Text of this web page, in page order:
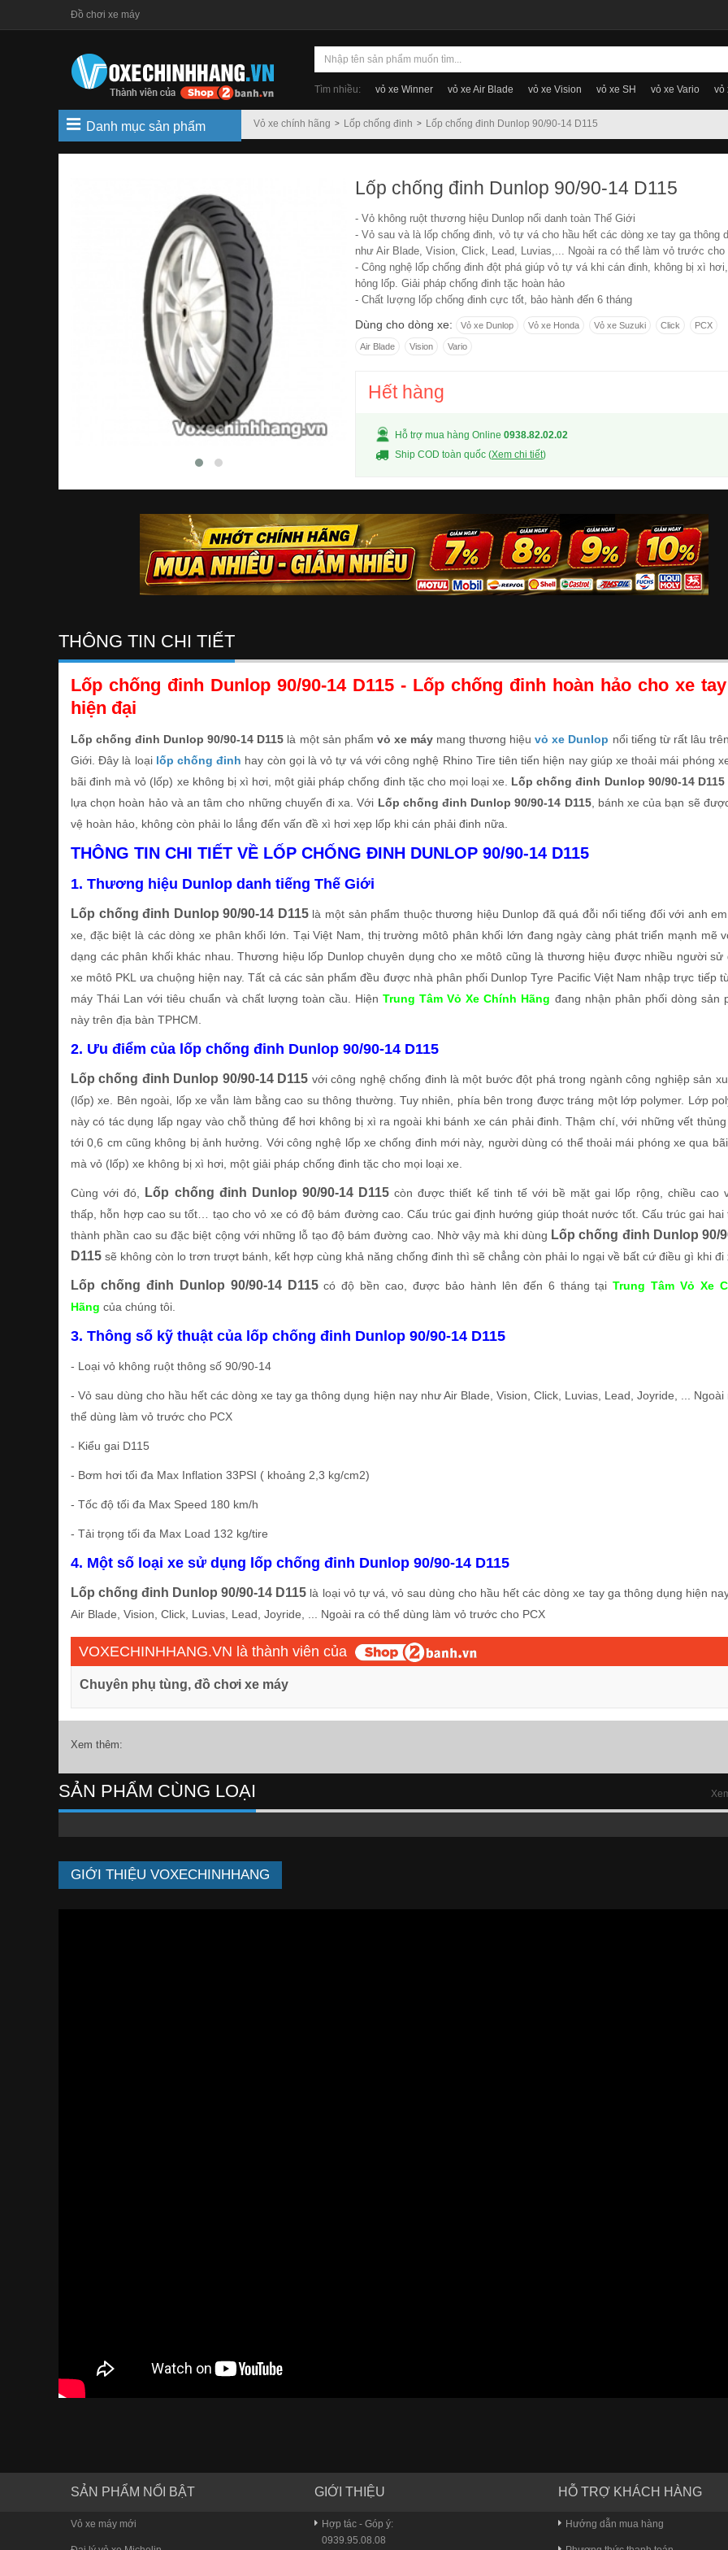
Đồ chơi xe máy
Tìm nhiều: vỏ xe Winner vỏ xe Air Blade vỏ xe Vision vỏ xe SH vỏ xe Vario vỏ
Vỏ xe chính hãng Lốp chống đinh Lốp chống đinh Dunlop 90/90-14 D115
Danh mục sản phẩm
Lốp chống đinh Dunlop 90/90-14 D115
- Vỏ không ruột thương hiệu Dunlop nổi danh toàn Thế Giới
- Vỏ sau và là lốp chống đinh, vỏ tự vá cho hầu hết các dòng xe tay ga thông
như Air Blade, Vision, Click, Lead, Luvias,... Ngoài ra có thể làm vỏ trước cho
- Công nghệ lốp chống đinh đột phá giúp vỏ tự vá khi cán đinh, không bị xì hơi,
hỏng lốp. Giải pháp chống đinh tặc hoàn hảo
- Chất lượng lốp chống đinh cực tốt, bảo hành đến 6 tháng
Dùng cho dòng xe: Vỏ xe Dunlop Vỏ xe Honda Vỏ xe Suzuki Click PCX
Air Blade Vision Vario
Hết hàng
Hỗ trợ mua hàng Online 0938.82.02.02
Ship COD toàn quốc (Xem chi tiết)
THÔNG TIN CHI TIẾT
Lốp chống đinh Dunlop 90/90-14 D115 - Lốp chống đinh hoàn hảo cho xe
hiện đại
Lốp chống đinh Dunlop 90/90-14 D115 là một sản phẩm vỏ xe máymang thương hiệuvỏ xe Dunlop nổi tiếng từ rất lâu
Giới. Đây là loại lốp chống đinh hay còn gọi là vỏ tự vá với công nghệ Rhino Tire tiên tiến hiện nay giúp xe thoải mái phóng
bãi đinh mà vỏ (lốp) xe không bị xì hơi, một giải pháp chống đinh tặc cho mọi loại xe. Lốp chống đinh Dunlop 90/90-14 D115
lựa chọn hoàn hảo và an tâm cho những chuyến đi xa. Với Lốp chống đinh Dunlop 90/90-14 D115, bánh xe của bạn sẽ
vệ hoàn hảo, không còn phải lo lắng đến vấn đề xì hơi xẹp lốp khi cán phải đinh nữa.
THÔNG TIN CHI TIẾT VỀ LỐP CHỐNG ĐINH DUNLOP 90/90-14 D115
1. Thương hiệu Dunlop danh tiếng Thế Giới
Lốp chống đinh Dunlop 90/90-14 D115là một sản phẩm thuộc thương hiệu Dunlop đã quá đỗi nổi tiếng đối với anh
xe, đặc biệt là các dòng xe phân khối lớn. Tại Việt Nam, thị trường môtô phân khối lớn đang ngày càng phát triển mạnh mẽ
dạng các phân khối khác nhau. Thương hiệu lốp Dunlop chuyên dụng cho xe môtô cũng là thương hiệu được nhiều người sử
xe môtô PKL ưa chuộng hiện nay. Tất cả các sản phẩm đều được nhà phân phối Dunlop Tyre Pacific Việt Nam nhập trực tiếp
máy Thái Lan với tiêu chuẩn và chất lượng toàn cầu. Hiện Trung Tâm Vỏ Xe Chính Hãng đang nhận phân phối dòng sản
này trên địa bàn TPHCM.
2. Ưu điểm của lốp chống đinh Dunlop 90/90-14 D115
Lốp chống đinh Dunlop 90/90-14 D115 với công nghệ chống đinh là một bước đột phá trong ngành công nghiệp sản
(lốp) xe. Bên ngoài, lốp xe vẫn làm bằng cao su thông thường. Tuy nhiên, phía bên trong được tráng một lớp polymer. Lớp
này có tác dụng lấp ngay vào chỗ thủng để hơi không bị xì ra ngoài khi bánh xe cán phải đinh. Thậm chí, với những vết thủng
tới 0,6 cm cũng không bị ảnh hưởng. Với công nghệ lốp xe chống đinh mới này, người dùng có thể thoải mái phóng xe qua
mà vỏ (lốp) xe không bị xì hơi, một giải pháp chống đinh tặc cho mọi loại xe.
Cùng với đó, Lốp chống đinh Dunlop 90/90-14 D115còn được thiết kế tinh tế với bề mặt gai lốp rộng, chiều cao
thấp, hỗn hợp cao su tốt… tạo cho vỏ xe có độ bám đường cao. Cấu trúc gai định hướng giúp thoát nước tốt. Cấu trúc gai hai
thành phần cao su đặc biệt cộng với những lỗ tạo độ bám đường cao. Nhờ vậy mà khi dùng Lốp chống đinh Dunlop 90/
D115 sẽ không còn lo trơn trượt bánh, kết hợp cùng khả năng chống đinh thì sẽ chẳng còn phải lo ngại về bất cứ điều gì khi đi
Lốp chống đinh Dunlop 90/90-14 D115có độ bền cao, được bảo hành lên đến 6 tháng tạiTrung Tâm Vỏ Xe
Hãng của chúng tôi.
3. Thông số kỹ thuật của lốp chống đinh Dunlop 90/90-14 D115
- Loại vỏ không ruột thông số 90/90-14
- Vỏ sau dùng cho hầu hết các dòng xe tay ga thông dụng hiện nay như Air Blade, Vision, Click, Luvias, Lead, Joyride, ... Ngoài
thể dùng làm vỏ trước cho PCX
- Kiểu gai D115
- Bơm hơi tối đa Max Inflation 33PSI ( khoảng 2,3 kg/cm2)
- Tốc độ tối đa Max Speed 180 km/h
- Tải trọng tối đa Max Load 132 kg/tire
4. Một số loại xe sử dụng lốp chống đinh Dunlop 90/90-14 D115
Lốp chống đinh Dunlop 90/90-14 D115 là loại vỏ tự vá, vỏ sau dùng cho hầu hết các dòng xe tay ga thông dụng hiện
Air Blade, Vision, Click, Luvias, Lead, Joyride, ... Ngoài ra có thể dùng làm vỏ trước cho PCX
VOXECHINHHANG.VN là thành viên của
Chuyên phụ tùng, đồ chơi xe máy
Xem thêm:
SẢN PHẨM CÙNG LOẠI
GIỚI THIỆU VOXECHINHHANG
SẢN PHẨM NỔI BẬT
Vỏ xe máy mới
GIỚI THIỆU
Hợp tác - Góp ý:
0939.95.08.08
HỖ TRỢ KHÁCH HÀNG
Hướng dẫn mua hàng